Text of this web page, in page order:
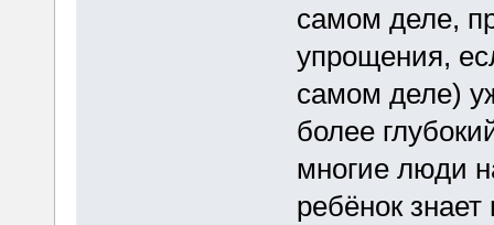
самом деле,
упрощения,
самом деле)
более
многие люди
ребёнок знает